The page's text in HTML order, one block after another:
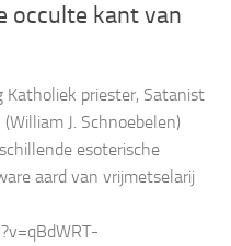
occulte kant van
priester, Satanist
J. Schnoebelen)
esoterische
aard van vrijmetselarij